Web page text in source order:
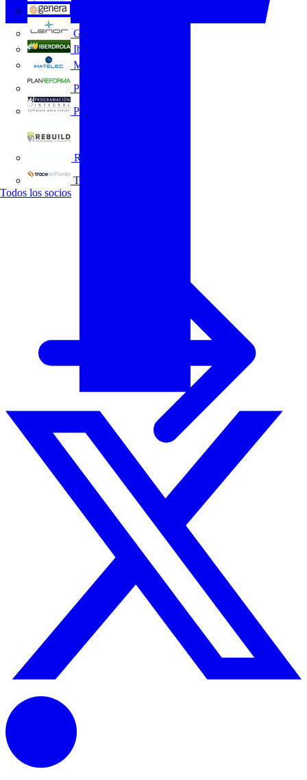
Grupo Lenor
Iberdrola
MATELEC
Plan Reforma
Programación Integral
REBUILD
Trace Software
Todos los socios